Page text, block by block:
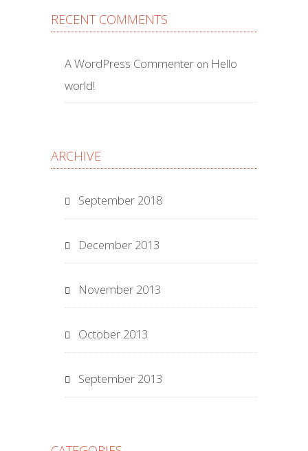
RECENT COMMENTS
A WordPress Commenter on Hello
world!
ARCHIVE
September 2018
December 2013
November 2013
October 2013
September 2013